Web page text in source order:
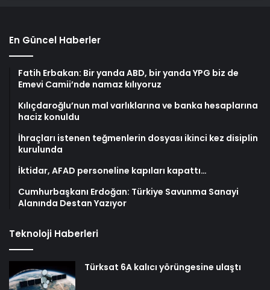
En Güncel Haberler
Fatih Erbakan: Bir yanda ABD, bir yanda YPG biz de
Emevi Camii’nde namaz kılıyoruz
Kılıçdaroğlu’nun mal varlıklarına ve banka hesaplarına
haciz konuldu
İhraçları istenen teğmenlerin dosyası ikinci kez disiplin
kurulunda
İktidar, AFAD personeline kapıları kapattı…
Cumhurbaşkanı Erdoğan: Türkiye Savunma Sanayi
Alanında Destan Yazıyor
Teknoloji Haberleri
Türksat 6A kalıcı yörüngesine ulaştı